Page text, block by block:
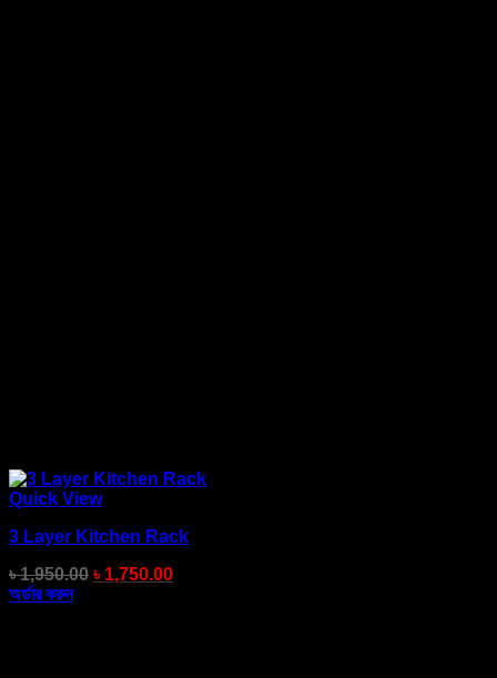
Quick View
3 Layer Kitchen Rack
৳1,950.00 ৳ 1,750.00
অর্ডার করুন